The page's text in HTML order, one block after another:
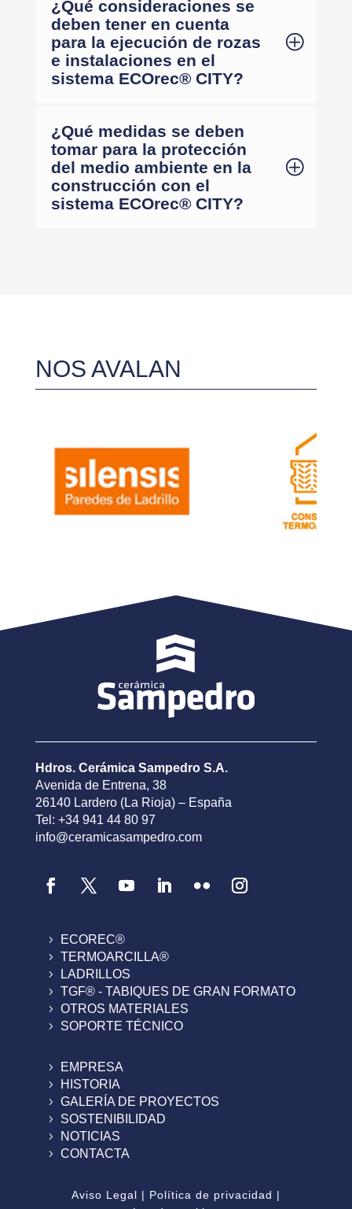
¿Qué consideraciones se
deben tener en cuenta
para la ejecución de rozas
e instalaciones en el
sistema ECOrec® CITY?
¿Qué medidas se deben
tomar para la protección
del medio ambiente en la
construcción con el
sistema ECOrec® CITY?
NOS AVALAN
Hdros. Cerámica Sampedro S.A.
Avenida de Entrena, 38
26140 Lardero (La Rioja) – España
Tel: +34 941 44 80 97
info@ceramicasampedro.com
ECOREC®
TERMOARCILLA®
LADRILLOS
TGF® - TABIQUES DE GRAN FORMATO
OTROS MATERIALES
SOPORTE TÉCNICO
EMPRESA
HISTORIA
GALERÍA DE PROYECTOS
SOSTENIBILIDAD
NOTICIAS
CONTACTA
Aviso Legal | Política de privacidad |